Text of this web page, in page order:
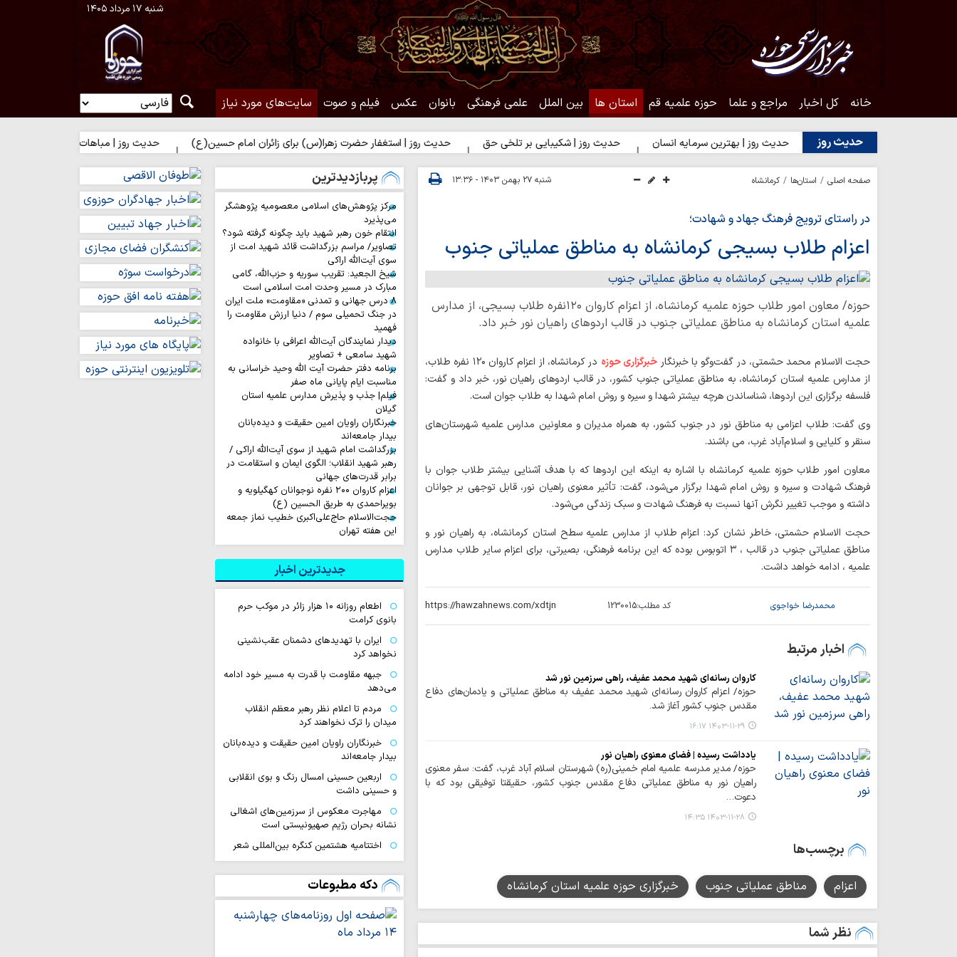
شنبه ۱۷ مرداد ۱۴۰۵
خانه کل اخبار مراجع و علما حوزه علمیه قم استان ها بین الملل علمی فرهنگی بانوان عکس فیلم و صوت سایت‌های مورد نیاز
حدیث روزبه محبت اهل‌بیت(ع) حدیث روز | بهترین سرمایه انسان حدیث روز | شکیبایی بر تلخی حق حدیث روز | استغفار حضرت زهرا(س) برای زائران امام حسین(ع) حدیث روز | مباهات خداوند به زائر امام
صفحه اصلی استان‌ها کرمانشاه شنبه ۲۷ بهمن ۱۴۰۳ - ۱۳:۳۶
در راستای ترویج فرهنگ جهاد و شهادت؛
اعزام طلاب بسیجی کرمانشاه به مناطق عملیاتی جنوب
حوزه/ معاون امور طلاب حوزه علمیه کرمانشاه، از اعزام کاروان ۱۲۰نفره طلاب بسیجی، از مدارس
علمیه استان کرمانشاه به مناطق عملیاتی جنوب در قالب اردوهای راهیان نور خبر داد.
حجت الاسلام محمد حشمتی، در گفت‌وگو با خبرنگار خبرگزاری حوزه
در کرمانشاه، از اعزام کاروان ۱۲۰ نفره طلاب،
از مدارس علمیه استان کرمانشاه، به مناطق عملیاتی جنوب کشور، در قالب اردوهای راهیان نور، خبر داد و گفت:
فلسفه برگزاری این اردوها، شناساندن هرچه بیشتر شهدا و سیره و روش امام شهدا به طلاب جوان است.
وی گفت: طلاب اعزامی به مناطق نور در جنوب کشور، به همراه مدیران و معاونین مدارس علمیه شهرستان‌های
سنقر و کلیایی و اسلام‌آباد غرب، می باشند.
معاون امور طلاب حوزه علمیه کرمانشاه با اشاره به اینکه این اردوها که با هدف آشنایی بیشتر طلاب جوان با
فرهنگ شهادت و سیره و روش امام شهدا برگزار می‌شود، گفت: تأثیر معنوی راهیان نور، قابل توجهی بر جوانان
داشته و موجب تغییر نگرش آنها نسبت به فرهنگ شهادت و سبک زندگی می‌شود.
حجت الاسلام حشمتی، خاطر نشان کرد: اعزام طلاب از مدارس علمیه سطح استان کرمانشاه، به راهیان نور و
مناطق عملیاتی جنوب در قالب ، ۳ اتوبوس بوده که این برنامه فرهنگی، بصیرتی، برای اعزام سایر طلاب مدارس
علمیه ، ادامه خواهد داشت.
محمدرضا خواجوی کد مطلب:1230015
اخبار مرتبط
کاروان رسانه‌ای شهید محمد عفیف، راهی سرزمین نور شد
حوزه/ اعزام کاروان رسانه‌ای شهید محمد عفیف به مناطق عملیاتی و یادمان‌های دفاع
مقدس جنوب کشور آغاز شد.
۱۴۰۳-۱۱-۲۹ ۱۶:۱۷
یادداشت رسیده | فضای معنوی راهیان نور
حوزه/ مدیر مدرسه علمیه امام خمینی(ره) شهرستان اسلام آباد غرب، گفت: سفر معنوی
راهیان نور به مناطق عملیاتی دفاع مقدس جنوب کشور، حقیقتا توفیقی بود که با
دعوت…
۱۴۰۳-۱۱-۲۸ ۱۴:۳۵
برچسب‌ها
اعزام مناطق عملیاتی جنوب خبرگزاری حوزه علمیه استان کرمانشاه
نظر شما
پربازدیدترین
مرکز پژوهش‌های اسلامی معصومیه پژوهشگر
می‌پذیرد
انتقام خون رهبر شهید باید چگونه گرفته شود؟
تصاویر/ مراسم بزرگداشت قائد شهید امت از
سوی آیت‌الله اراکی
شیخ الجعید: تقریب سوریه و حزب‌الله، گامی
مبارک در مسیر وحدت امت اسلامی است
۸ درس جهانی و تمدنی «مقاومت» ملت ایران
در جنگ تحمیلی سوم / دنیا ارزش مقاومت را
فهمید
دیدار نمایندگان آیت‌الله اعرافی با خانواده
شهید سامعی + تصاویر
برنامه دفتر حضرت آیت الله وحید خراسانی به
مناسبت ایام پایانی ماه صفر
فیلم| جذب و پذیرش مدارس علمیه استان
گیلان
خبرنگاران راویان امین حقیقت و دیده‌بانان
بیدار جامعه‌اند
بزرگداشت امام شهید از سوی آیت‌الله اراکی /
رهبر شهید انقلاب؛ الگوی ایمان و استقامت در
برابر قدرت‌های جهانی
اعزام کاروان ۲۰۰ نفره نوجوانان کهگیلویه و
بویراحمدی به طریق الحسین (ع)
حجت‌الاسلام حاج‌علی‌اکبری خطیب نماز جمعه
این هفته تهران
جدیدترین اخبار
اطعام روزانه ۱۰ هزار زائر در موکب حرم
بانوی کرامت
ایران با تهدیدهای دشمنان عقب‌نشینی
نخواهد کرد
جبهه مقاومت با قدرت به مسیر خود ادامه
می‌دهد
مردم تا اعلام نظر رهبر معظم انقلاب
میدان را ترک نخواهند کرد
خبرنگاران راویان امین حقیقت و دیده‌بانان
بیدار جامعه‌اند
اربعین حسینی امسال رنگ و بوی انقلابی
و حسینی داشت
مهاجرت معکوس از سرزمین‌های اشغالی
نشانه بحران رژیم صهیونیستی است
اختتامیه هشتمین کنگره بین‌المللی شعر
زنان عاشورایی در مشهد برگزار…
ایران قوی با هم‌افزایی قدرت میدانی و
دیپلماسی هوشمند شکل می‌گیرد
اقتدار امروز کشور ثمره حضور مردم در
صحنه و توانمندی نیروهای مسلح است
دکه مطبوعات